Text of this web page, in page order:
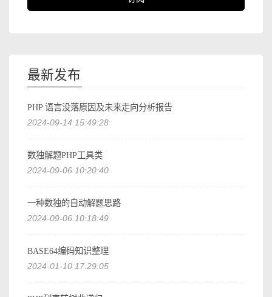
最新发布
PHP 语言没落原因及未来走向分析报告
2024-09-14 15:49:28
数独解题PHP工具类
2024-09-06 10:20:40
一种数独的自动解题思路
2024-09-06 10:18:49
BASE64编码知识整理
2024-01-10 17:29:05